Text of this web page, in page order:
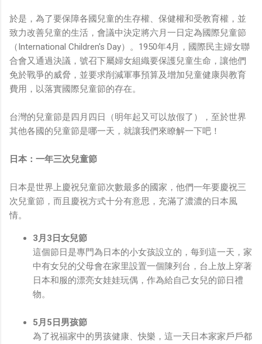
於是，為了要保障各國兒童的生存權、保健權和受教育權，並
致力改善兒童的生活，會議中決定將六月一日定為國際兒童節
（International Children's Day）。1950年4月，國際民主婦女聯
合會又通過決議，號召下屬婦女組織要保護兒童生命，讓他們
免於戰爭的威脅，並要求削減軍事預算及增加兒童健康與教育
費用，以落實國際兒童節的存在。
台灣的兒童節是四月四日（明年起又可以放假了），至於世界
其他各國的兒童節是哪一天，就讓我們來瞭解一下吧！
日本：一年三次兒童節
日本是世界上慶祝兒童節次數最多的國家，他們一年要慶祝三
次兒童節，而且慶祝方式十分有意思，充滿了濃濃的日本風
情。
3月3日女兒節
這個節日是專門為日本的小女孩設立的，每到這一天，家
中有女兒的父母會在家里設置一個陳列台，台上放上穿著
日本和服的漂亮女娃娃玩偶，作為給自己女兒的節日禮
物。
5月5日男孩節
為了祝福家中的男孩健康、快樂，這一天日本家家戶戶都